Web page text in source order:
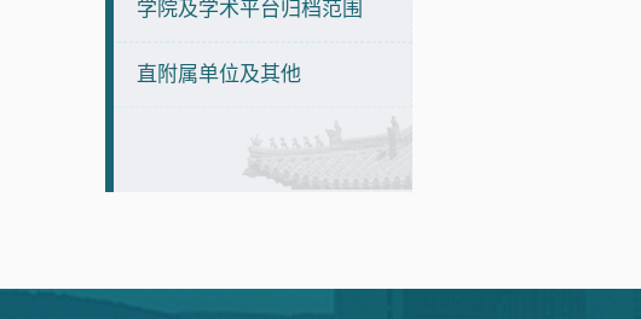
学院及学术平台归档范围
直附属单位及其他